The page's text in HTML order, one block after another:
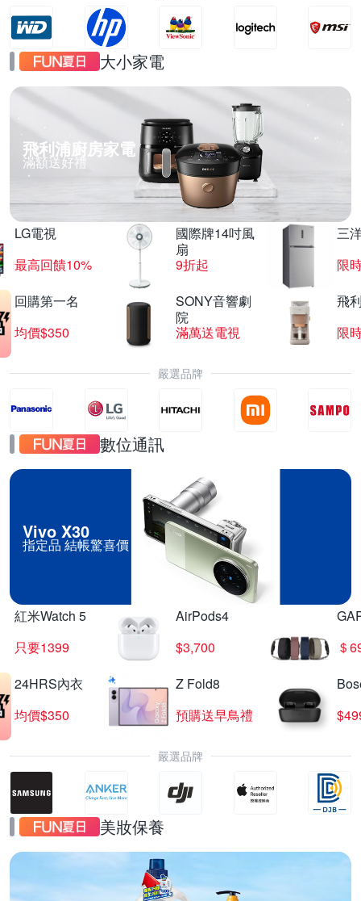
大小家電
飛利浦廚房家電
滿額送好禮
LG電視
最高回饋10%
國際牌14吋風
扇
9折起
三
限
回購第一名
均價$350
SONY音響劇
院
滿萬送電視
飛
限
嚴選品牌
數位通訊
Vivo X30
指定品 結帳驚喜價
紅米Watch 5
只要1399
AirPods4
$3,700
＄
24HRS內衣
均價$350
Z Fold8
預購送早鳥禮
嚴選品牌
美妝保養